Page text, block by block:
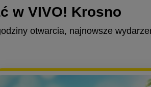
w VIVO! Krosno
otwarcia, najnowsze